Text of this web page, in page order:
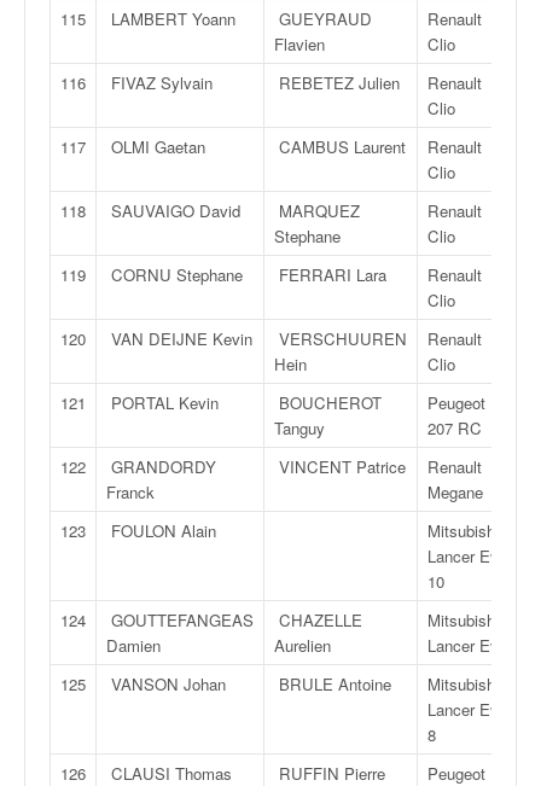
115 LAMBERT Yoann
GUEYRAUD
Flavien
Renault
Clio
116 FIVAZ Sylvain REBETEZ Julien
Renault
Clio
117 OLMI Gaetan CAMBUS Laurent
Renault
Clio
118 SAUVAIGO David
MARQUEZ
Stephane
Renault
Clio
119 CORNU Stephane FERRARI Lara
Renault
Clio
120 VAN DEIJNE Kevin
VERSCHUUREN
Hein
Renault
Clio
121 PORTAL Kevin
BOUCHEROT
Tanguy
Peugeot
207 RC
122
GRANDORDY
Franck
VINCENT Patrice
Renault
Megane
123 FOULON Alain
Mitsubishi
Lancer Evo
10
124
GOUTTEFANGEAS
Damien
CHAZELLE
Aurelien
Mitsubishi
Lancer Evo
125 VANSON Johan BRULE Antoine
Mitsubishi
Lancer Evo
8
126 CLAUSI Thomas RUFFIN Pierre
Peugeot